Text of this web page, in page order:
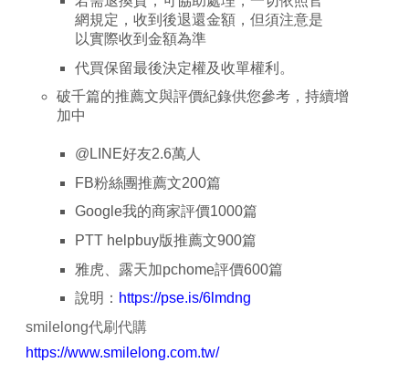
網規定，收到後退還金額，但須注意是
以實際收到金額為準
代買保留最後決定權及收單權利。
破千篇的推薦文與評價紀錄供您參考，持續增
加中
@LINE好友2.6萬人
FB粉絲團推薦文200篇
Google我的商家評價1000篇
PTT helpbuy版推薦文900篇
雅虎、露天加pchome評價600篇
說明： https://pse.is/6lmdng
smilelong代刷代購
https://www.smilelong.com.tw/